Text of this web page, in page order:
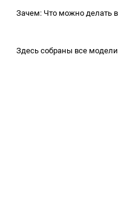
Зачем: Что можно делать в
Здесь собраны все модели